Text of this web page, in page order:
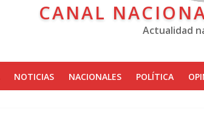
CANAL
Actualidad
NOTICIAS NACIONALES POLÍTICA